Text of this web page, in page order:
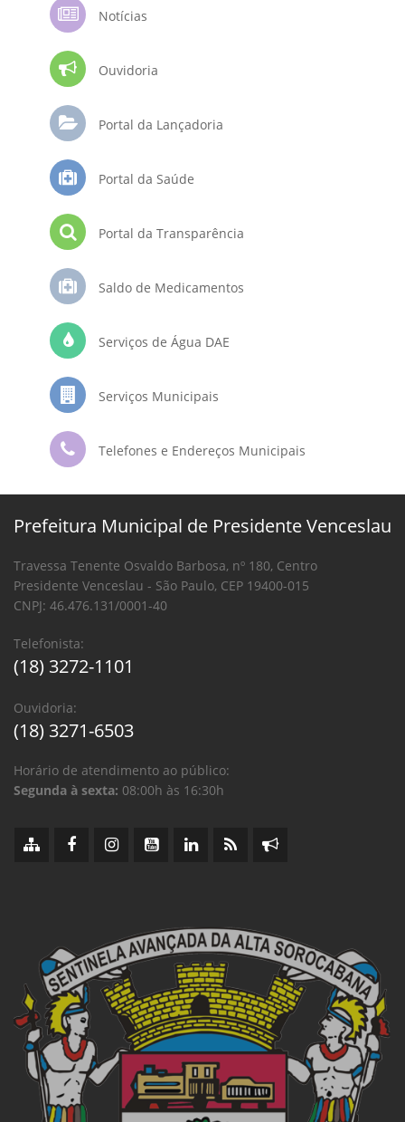
Notícias
Ouvidoria
Portal da Lançadoria
Portal da Saúde
Portal da Transparência
Saldo de Medicamentos
Serviços de Água DAE
Serviços Municipais
Telefones e Endereços Municipais
Prefeitura Municipal de Presidente Venceslau
Travessa Tenente Osvaldo Barbosa, nº 180, Centro
Presidente Venceslau - São Paulo, CEP 19400-015
CNPJ: 46.476.131/0001-40
Telefonista:
(18) 3272-1101
Ouvidoria:
(18) 3271-6503
Horário de atendimento ao público:
Segunda à sexta: 08:00h às 16:30h